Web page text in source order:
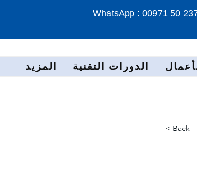
WhatsApp : 00971 50
الدورات التقنية المزيد
< Back